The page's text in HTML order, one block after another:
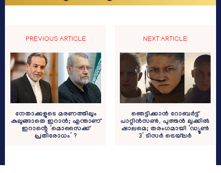
PREVIOUS ARTICLE
നേതാക്കളുടെ മരണത്തിലും
കുലുങ്ങാതെ ഇറാൻ; എന്താണ്
ഇറാൻ്റെ ‘മൊസൈക്ക്
പ്രതിരോധം’ ?
NEXT ARTICLE
ഞെട്ടിക്കാൻ റോബർട്ട്
പാറ്റിൻസൺ, പുത്തൻ ലുക്കിൽ
ഷാലമെ; തരംഗമായി ‘ഡ്യൂൺ
3’ ടീസർ ട്രെയ്‌ലർ